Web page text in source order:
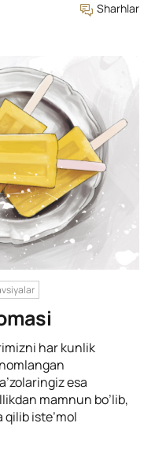
Sharhlar
har kunlik
esa
mamnun bo’lib,
iste’mol